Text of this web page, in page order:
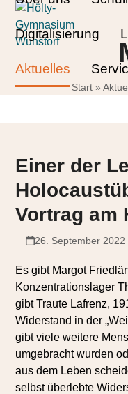
Skip
content
Digitalisierung
Aktuelles
Open
mobile
Close
mobile
Start »
Einer der
Vortrag am
26. September 2022
Es gibt Margot
Konzentrationslager
gibt Traute Lafrenz,
Widerstand in der
gibt viele weitere
umgebracht wurden
aus dem Leben
selbst überlebte